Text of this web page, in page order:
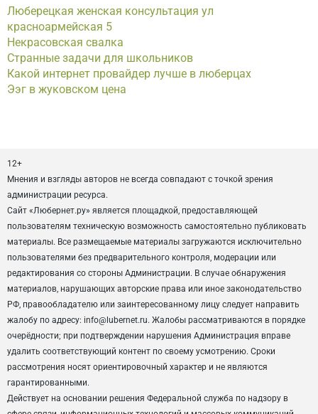
Люберецкая женская консультация ул
красноармейская 5
Некрасовская свалка
Странные задачи для школьников
Какой интернет провайдер лучше в люберцах
Ээг в жуковском цена
12+
Мнения и взгляды авторов не всегда совпадают с точкой зрения
администрации ресурса.
Сайт «Любернет.ру» является площадкой, предоставляющей
пользователям техническую возможность самостоятельно публиковать
материалы. Все размещаемые материалы загружаются исключительно
пользователями без предварительного контроля, модерации или
редактирования со стороны Администрации. В случае обнаружения
материалов, нарушающих авторские права или иное законодательство
РФ, правообладателю или заинтересованному лицу следует направить
жалобу по адресу: info@lubernet.ru. Жалобы рассматриваются в порядке
очерёдности; при подтверждении нарушения Администрация вправе
удалить соответствующий контент по своему усмотрению. Сроки
рассмотрения носят ориентировочный характер и не являются
гарантированными.
Действует на основании решения Федеральной служба по надзору в